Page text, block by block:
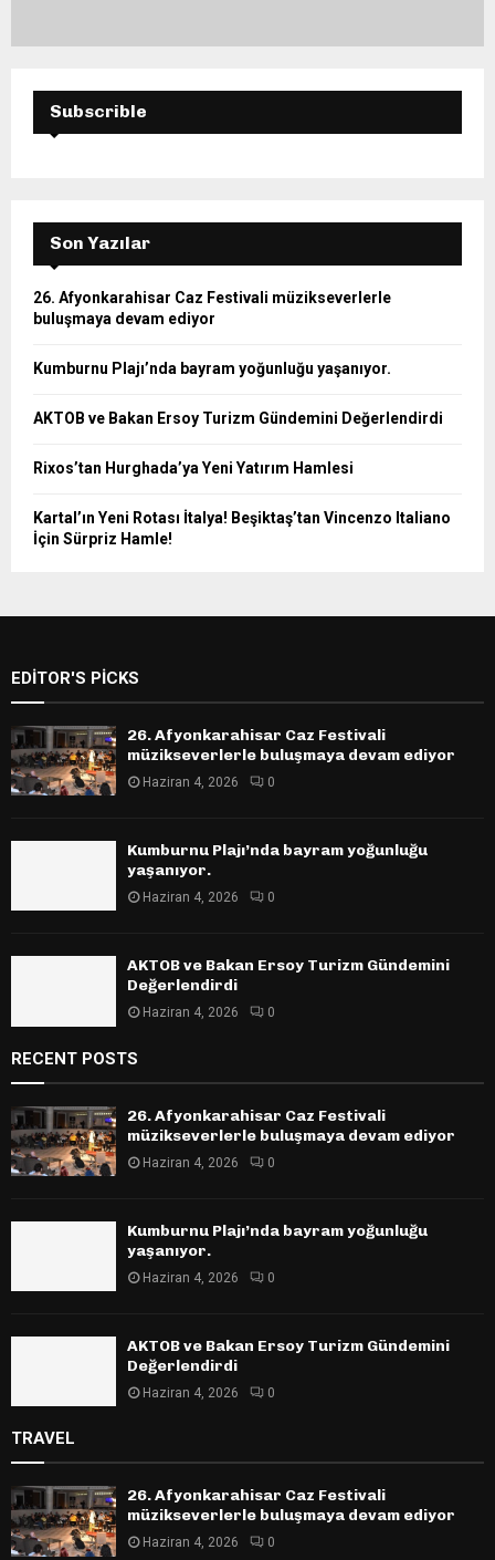
Subscrible
Son Yazılar
26. Afyonkarahisar Caz Festivali müzikseverlerle
buluşmaya devam ediyor
Kumburnu Plajı’nda bayram yoğunluğu yaşanıyor.
AKTOB ve Bakan Ersoy Turizm Gündemini Değerlendirdi
Rixos’tan Hurghada’ya Yeni Yatırım Hamlesi
Kartal’ın Yeni Rotası İtalya! Beşiktaş’tan Vincenzo Italiano
İçin Sürpriz Hamle!
EDITOR'S PICKS
26. Afyonkarahisar Caz Festivali
müzikseverlerle buluşmaya devam ediyor
Haziran 4, 2026 0
Kumburnu Plajı’nda bayram yoğunluğu
yaşanıyor.
Haziran 4, 2026 0
AKTOB ve Bakan Ersoy Turizm Gündemini
Değerlendirdi
Haziran 4, 2026 0
RECENT POSTS
26. Afyonkarahisar Caz Festivali
müzikseverlerle buluşmaya devam ediyor
Haziran 4, 2026 0
Kumburnu Plajı’nda bayram yoğunluğu
yaşanıyor.
Haziran 4, 2026 0
AKTOB ve Bakan Ersoy Turizm Gündemini
Değerlendirdi
Haziran 4, 2026 0
TRAVEL
26. Afyonkarahisar Caz Festivali
müzikseverlerle buluşmaya devam ediyor
Haziran 4, 2026 0